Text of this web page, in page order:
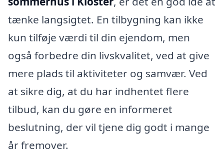
tænke langsigtet. En tilbygning kan ikke
kun tilføje værdi til din ejendom, men
også forbedre din livskvalitet, ved at give
mere plads til aktiviteter og samvær. Ved
at sikre dig, at du har indhentet flere
tilbud, kan du gøre en informeret
beslutning, der vil tjene dig godt i mange
år fremover.